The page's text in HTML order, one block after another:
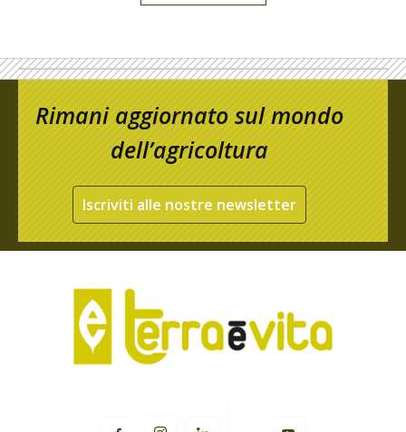
Rimani aggiornato sul mondo
dell’agricoltura
Iscriviti alle nostre newsletter